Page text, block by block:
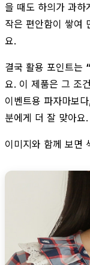
을 때도 하의가 과하
작은 편안함이 쌓여
요.
결국 활용 포인트는
요. 이 제품은 그 조
이벤트용 파자마보
분에게 더 잘 맞아요.
이미지와 함께 보면